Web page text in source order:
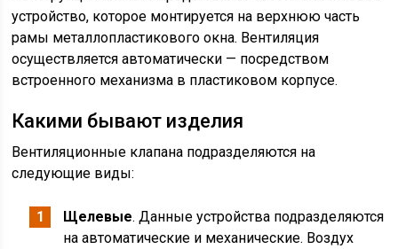
устройство, которое монтируется на верхнюю часть
рамы металлопластикового окна. Вентиляция
осуществляется автоматически — посредством
встроенного механизма в пластиковом корпусе.
Какими бывают изделия
Вентиляционные клапана подразделяются на
следующие виды:
Щелевые. Данные устройства подразделяются
на автоматические и механические. Воздух